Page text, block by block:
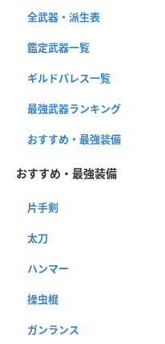
全武器・派生表
鑑定武器一覧
ギルドパレス一覧
最強武器ランキング
おすすめ・最強装備
おすすめ・最強装備
片手剣
太刀
ハンマー
操虫棍
ガンランス